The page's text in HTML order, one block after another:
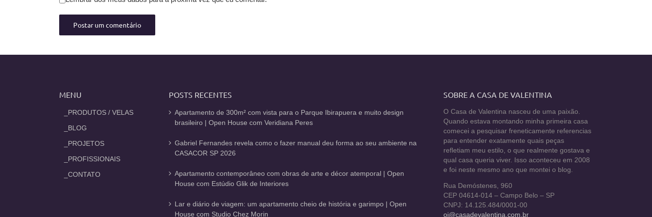
MENU
_PRODUTOS / VELAS
_BLOG
_PROJETOS
_PROFISSIONAIS
_CONTATO
POSTS RECENTES
Apartamento de 300m² com vista para o Parque Ibirapuera e muito design
brasileiro | Open House com Veridiana Peres
Gabriel Fernandes revela como o fazer manual deu forma ao seu ambiente na
CASACOR SP 2026
Apartamento contemporâneo com obras de arte e décor atemporal | Open
House com Estúdio Glik de Interiores
Lar e diário de viagem: um apartamento cheio de história e garimpo | Open
House com Studio Chez Morin
SOBRE A CASA DE VALENTINA
O Casa de Valentina nasceu de uma paixão.
Quando estava montando minha primeira casa
comecei a pesquisar freneticamente referencias
para entender exatamente quais peças
refletiam meu estilo, o que realmente gostava e
qual casa queria viver. Isso aconteceu em 2008
e foi neste mesmo ano que montei o blog.
Rua Demóstenes, 960
CEP 04614-014 – Campo Belo – SP
CNPJ: 14.125.484/0001-00
oi@casadevalentina.com.br